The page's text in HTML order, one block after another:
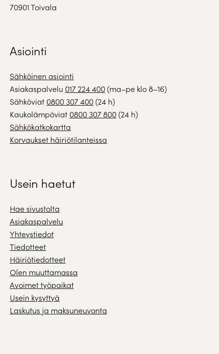
70901 Toivala
Asiointi
Sähköinen asiointi
Asiakaspalvelu 017 224 400(ma–pe klo 8–16)
Sähköviat 0800 307 400(24 h)
Kaukolämpöviat 0800 307 800(24 h)
Sähkökatkokartta
Korvaukset häiriötilanteissa
Usein haetut
Hae sivustolta
Asiakaspalvelu
Yhteystiedot
Tiedotteet
Häiriötiedotteet
Olen muuttamassa
Avoimet työpaikat
Usein kysyttyä
Laskutus ja maksuneuvonta